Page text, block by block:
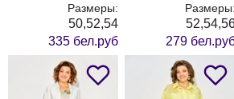
Размеры:
50,52,54
335 бел.руб
Размеры:
279